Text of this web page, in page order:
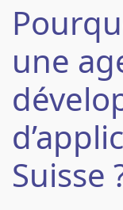
une
Suisse